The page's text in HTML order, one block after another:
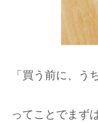
「買う前に、う
ってことでまず